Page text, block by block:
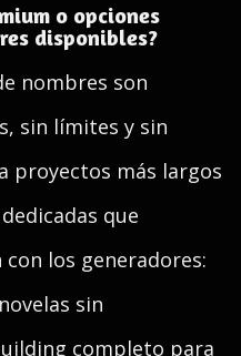
o opciones
disponibles?
nombres son
sin límites y sin
proyectos más largos
que
los generadores:
sin
completo para